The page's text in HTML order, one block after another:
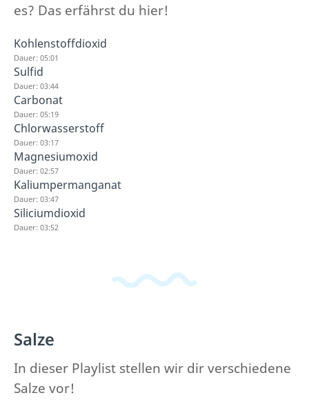
es? Das erfährst du hier!
Kohlenstoffdioxid
Dauer: 05:01
Sulfid
Dauer: 03:44
Carbonat
Dauer: 05:19
Chlorwasserstoff
Dauer: 03:17
Magnesiumoxid
Dauer: 02:57
Kaliumpermanganat
Dauer: 03:47
Siliciumdioxid
Dauer: 03:52
Salze
In dieser Playlist stellen wir dir verschiedene
Salze vor!